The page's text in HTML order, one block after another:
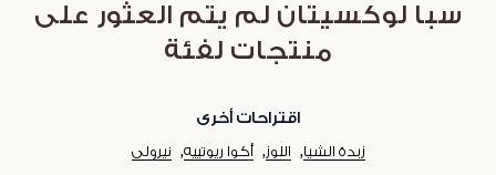
سبا لوكسيتان لم يتم العثور على
منتجات لفئة
اقتراحات أخرى
زبدة الشيا اللوز أكوا ريوتييه نيرولي